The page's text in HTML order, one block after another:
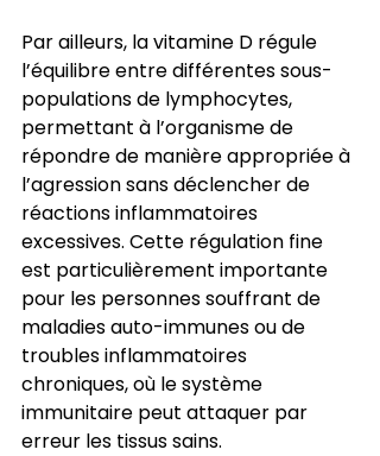
Par ailleurs, la vitamine D régule
l’équilibre entre différentes sous-
populations de lymphocytes,
permettant à l’organisme de
répondre de manière appropriée à
l’agression sans déclencher de
réactions inflammatoires
excessives. Cette régulation fine
est particulièrement importante
pour les personnes souffrant de
maladies auto-immunes ou de
troubles inflammatoires
chroniques, où le système
immunitaire peut attaquer par
erreur les tissus sains.